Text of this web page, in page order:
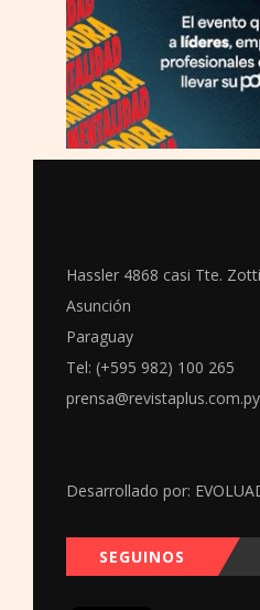
Hassler 4868 casi Tte.
Asunción
Paraguay
Tel: (+595 982) 100 265
prensa@revistaplus.com.py
Desarrollado por:
SEGUINOS